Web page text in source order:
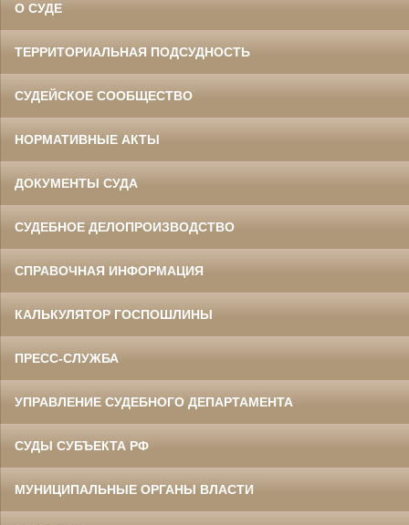
О СУДЕ
ТЕРРИТОРИАЛЬНАЯ ПОДСУДНОСТЬ
СУДЕЙСКОЕ СООБЩЕСТВО
НОРМАТИВНЫЕ АКТЫ
ДОКУМЕНТЫ СУДА
СУДЕБНОЕ ДЕЛОПРОИЗВОДСТВО
СПРАВОЧНАЯ ИНФОРМАЦИЯ
КАЛЬКУЛЯТОР ГОСПОШЛИНЫ
ПРЕСС-СЛУЖБА
УПРАВЛЕНИЕ СУДЕБНОГО ДЕПАРТАМЕНТА
СУДЫ СУБЪЕКТА РФ
МУНИЦИПАЛЬНЫЕ ОРГАНЫ ВЛАСТИ